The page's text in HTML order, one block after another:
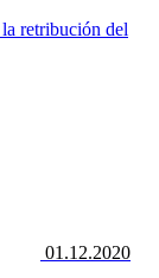
retribución del
01.12.2020